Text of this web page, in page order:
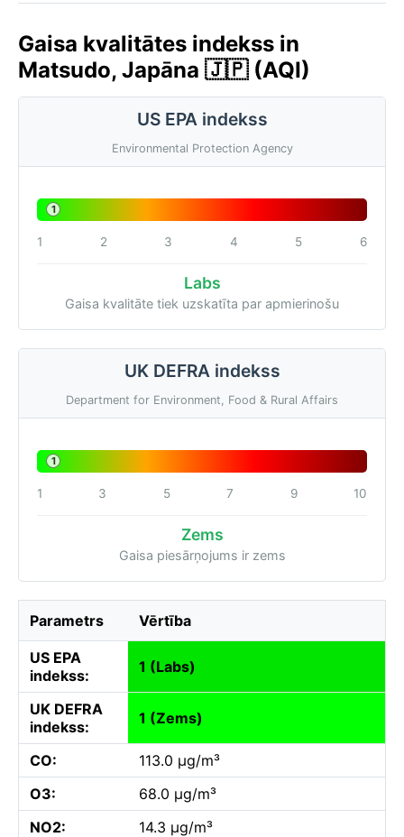
Gaisa kvalitātes indekss in
Matsudo, Japāna 🇯🇵 (AQI)
US EPA indekss
Environmental Protection Agency
1
1 2 3 4 5 6
Labs
Gaisa kvalitāte tiek uzskatīta par apmierinošu
UK DEFRA indekss
Department for Environment, Food & Rural Affairs
1
1 3 5 7 9 10
Zems
Gaisa piesārņojums ir zems
Parametrs Vērtība
US EPA
indekss:
1 (Labs)
UK DEFRA
indekss:
1 (Zems)
CO:
113.0 µg/m³
O3:
68.0 µg/m³
NO2:
14.3 µg/m³